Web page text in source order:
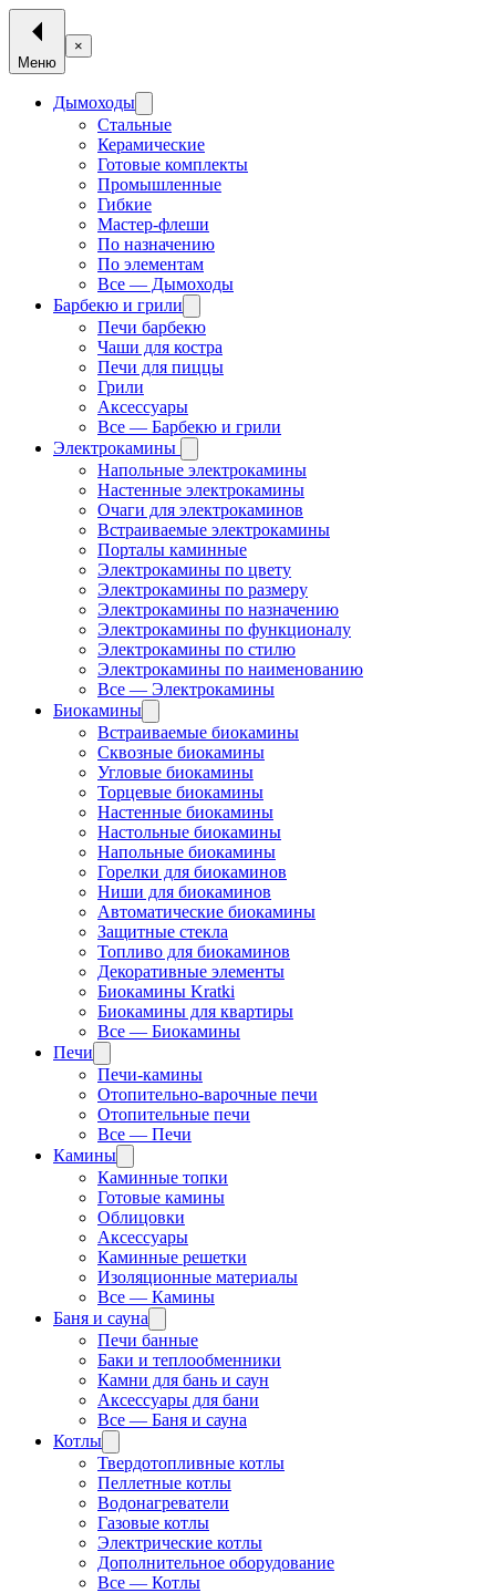
Меню
×
Дымоходы
Стальные
Керамические
Готовые комплекты
Промышленные
Гибкие
Мастер-флеши
По назначению
По элементам
Все — Дымоходы
Барбекю и грили
Печи барбекю
Чаши для костра
Печи для пиццы
Грили
Аксессуары
Все — Барбекю и грили
Электрокамины
Напольные электрокамины
Настенные электрокамины
Очаги для электрокаминов
Встраиваемые электрокамины
Порталы каминные
Электрокамины по цвету
Электрокамины по размеру
Электрокамины по назначению
Электрокамины по функционалу
Электрокамины по стилю
Электрокамины по наименованию
Все — Электрокамины
Биокамины
Встраиваемые биокамины
Сквозные биокамины
Угловые биокамины
Торцевые биокамины
Настенные биокамины
Настольные биокамины
Напольные биокамины
Горелки для биокаминов
Ниши для биокаминов
Автоматические биокамины
Защитные стекла
Топливо для биокаминов
Декоративные элементы
Биокамины Kratki
Биокамины для квартиры
Все — Биокамины
Печи
Печи-камины
Отопительно-варочные печи
Отопительные печи
Все — Печи
Камины
Каминные топки
Готовые камины
Облицовки
Аксессуары
Каминные решетки
Изоляционные материалы
Все — Камины
Баня и сауна
Печи банные
Баки и теплообменники
Камни для бань и саун
Аксессуары для бани
Все — Баня и сауна
Котлы
Твердотопливные котлы
Пеллетные котлы
Водонагреватели
Газовые котлы
Электрические котлы
Дополнительное оборудование
Все — Котлы